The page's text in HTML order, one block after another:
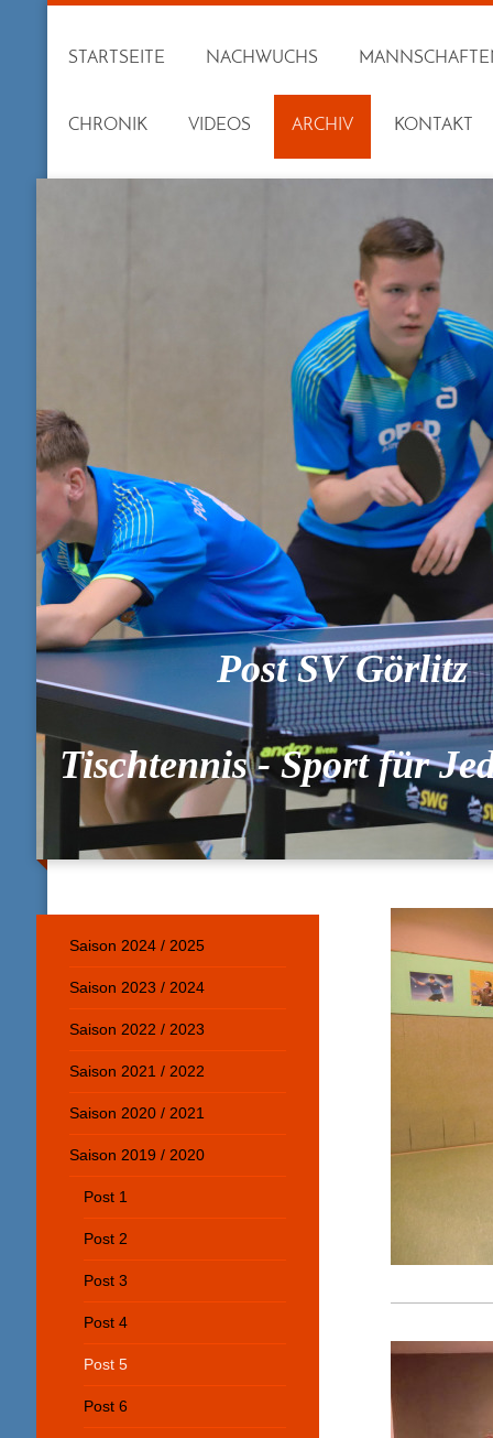
STARTSEITE NACHWUCHS
CHRONIK VIDEOS ARCHIV KONTAKT
Post SV Görlitz
Tischtennis - Sport für
Saison 2024 / 2025
Saison 2023 / 2024
Saison 2022 / 2023
Saison 2021 / 2022
Saison 2020 / 2021
Saison 2019 / 2020
Post 1
Post 2
Post 3
Post 4
Post 5
Post 6